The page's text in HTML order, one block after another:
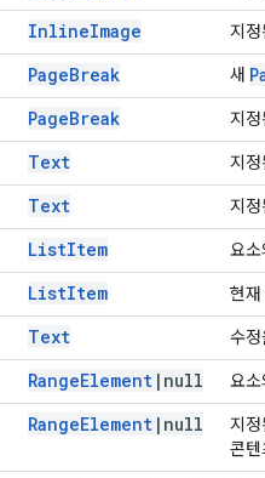
InlineImage 지정
PageBreak 새
PageBreak 지정
Text 지정
Text 지정
ListItem 요소
ListItem 현재
Text 수정
RangeElement | null 요소
RangeElement | null 지정
콘텐